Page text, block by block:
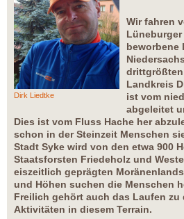
Dirk Liedtke
Wir fahren
beworbene
Landkreis
ist vom
abgeleitet
Dies ist vom Fluss Hache her
schon in der Steinzeit Menschen
Stadt Syke wird von den etwa 900
Staatsforsten Friedeholz und
eiszeitlich geprägten
und Höhen suchen die Menschen
Freilich gehört auch das Laufen zu
Aktivitäten in diesem Terrain.